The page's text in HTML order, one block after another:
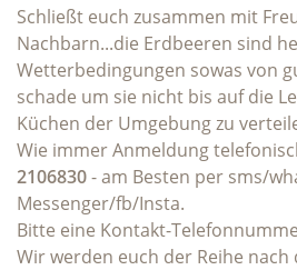
Schließt euch zusammen mit
Nachbarn...die Erdbeeren sind
Wetterbedingungen sowas von
schade um sie nicht bis auf die
Küchen der Umgebung zu
Wie immer Anmeldung
2106830- am Besten per sms/
Messenger/fb/Insta.
Bitte eine Kontakt-
Wir werden euch der Reihe